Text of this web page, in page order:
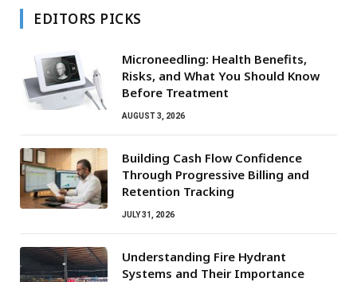
EDITORS PICKS
Microneedling: Health Benefits,
Risks, and What You Should Know
Before Treatment
AUGUST 3, 2026
Building Cash Flow Confidence
Through Progressive Billing and
Retention Tracking
JULY 31, 2026
Understanding Fire Hydrant
Systems and Their Importance